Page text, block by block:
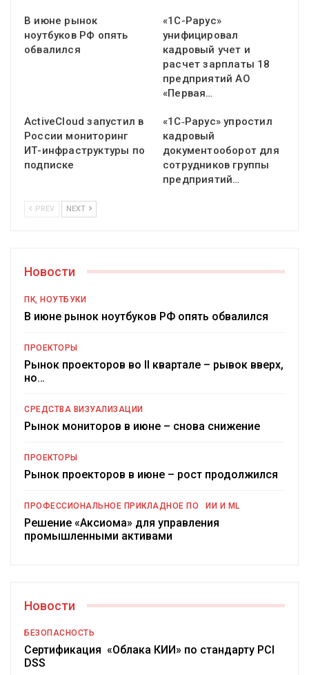
В июне рынок
ноутбуков РФ опять
обвалился
«1С-Рарус»
унифицировал
кадровый учет и
расчет зарплаты 18
предприятий АО
«Первая…
ActiveCloud запустил в
России мониторинг
ИТ-инфраструктуры по
подписке
«1С‑Рарус» упростил
кадровый
документооборот для
сотрудников группы
предприятий…
PREV NEXT
Новости
ПК, НОУТБУКИ
В июне рынок ноутбуков РФ опять обвалился
ПРОЕКТОРЫ
Рынок проекторов во II квартале – рывок вверх,
но…
СРЕДСТВА ВИЗУАЛИЗАЦИИ
Рынок мониторов в июне – снова снижение
ПРОЕКТОРЫ
Рынок проекторов в июне – рост продолжился
ПРОФЕССИОНАЛЬНОЕ ПРИКЛАДНОЕ ПО ИИ И ML
Решение «Аксиома» для управления
промышленными активами
Новости
БЕЗОПАСНОСТЬ
Сертификация «Облака КИИ» по стандарту PCI
DSS